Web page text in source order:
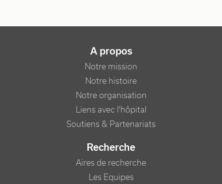
NAVIGATION PRINCIPALE
A propos
Notre mission
Notre histoire
Notre organisation
Liens avec l'hôpital
Soutiens & Partenariats
Recherche
Aires de recherche
Les Equipes